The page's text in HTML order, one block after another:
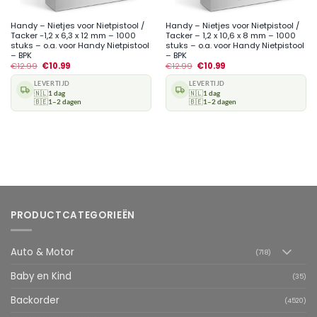
Handy – Nietjes voor Nietpistool /
Tacker -1,2 x 6,3 x 12 mm – 1000
stuks – o.a. voor Handy Nietpistool
– BPK
€12.99 €10.99
LEVERTIJD
🇳🇱1 dag
🇧🇪1–2 dagen
Handy – Nietjes voor Nietpistool /
Tacker – 1,2 x 10,6 x 8 mm – 1000
stuks – o.a. voor Handy Nietpistool
– BPK
€12.99 €10.99
LEVERTIJD
🇳🇱1 dag
🇧🇪1–2 dagen
PRODUCTCATEGORIEËN
Auto & Motor (718)
Baby en Kind (35)
Backorder (4520)